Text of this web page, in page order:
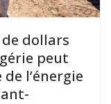
de dollars
peut
l’énergie